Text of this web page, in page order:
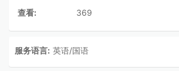
查看:
369
服务语言: 英语/国语